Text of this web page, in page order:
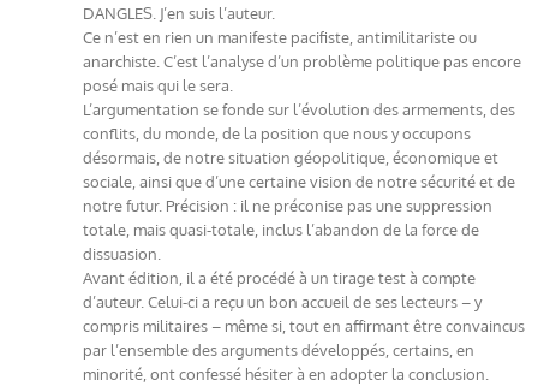
DANGLES. J’en suis l’auteur.
Ce n’est en rien un manifeste pacifiste, antimilitariste ou
anarchiste. C’est l’analyse d’un problème politique pas encore
posé mais qui le sera.
L’argumentation se fonde sur l’évolution des armements, des
conflits, du monde, de la position que nous y occupons
désormais, de notre situation géopolitique, économique et
sociale, ainsi que d’une certaine vision de notre sécurité et de
notre futur. Précision : il ne préconise pas une suppression
totale, mais quasi-totale, inclus l’abandon de la force de
dissuasion.
Avant édition, il a été procédé à un tirage test à compte
d’auteur. Celui-ci a reçu un bon accueil de ses lecteurs – y
compris militaires – même si, tout en affirmant être convaincus
par l’ensemble des arguments développés, certains, en
minorité, ont confessé hésiter à en adopter la conclusion.